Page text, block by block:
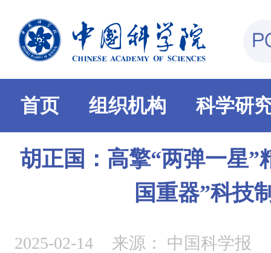
首页 组织机构 科学研
胡正国：高擎“两弹一星
国重器”科技
2025-02-14 来源： 中国科学报